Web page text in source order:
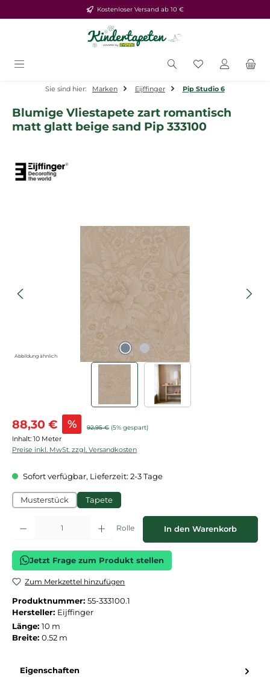
Zum Hauptinhalt springenKostenloser Versand ab 10 €
Du hast 0
Sie sind hier: Marken Eijffinger Pip Studio 6
Blumige Vliestapete zart romantisch
matt glatt beige sand Pip 333100
Bildergalerie überspringen
Abbildung ähnlich
Verkaufspreis:
88,30 € % Regulärer Preis:
92,95 € (5% gespart)
Inhalt: 10 Meter
Preise inkl. MwSt. zzgl. Versandkosten
Sofort verfügbar, Lieferzeit: 2-3 Tage
Musterstück Tapete
Produkt Anzahl: Gib den gewünschten Wert ein oder benutze die
Rolle In den Warenkorb
Jetzt Frage zum Produkt stellen
Zum Merkzettel hinzufügen
Produktnummer: 55-333100.1
Hersteller: Eijffinger
Länge: 10 m
Breite: 0.52 m
Eigenschaften